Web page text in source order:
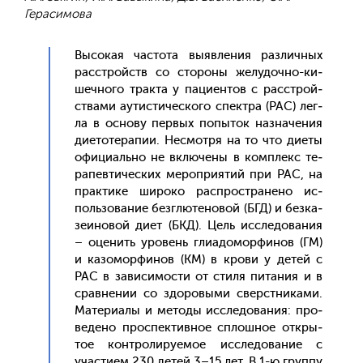
Герасимова
Вы­сокая час­то­та вы­яв­ле­ния раз­личных
расс­трой­ств со сто­роны же­лудоч­но-ки­
шеч­но­го трак­та у па­ци­ен­тов с расс­трой­
ства­ми а­утис­ти­чес­ко­го спек­тра (РАС) лег­
ла в ос­но­ву пер­вых по­пыток наз­на­чения
ди­ето­тера­пии. Нес­мотря на то что ди­еты
офи­ци­аль­но не вклю­чены в ком­плекс те­
рапев­ти­чес­ких ме­роп­ри­ятий при РАС, на
прак­ти­ке ши­роко рас­простра­нено ис­
поль­зо­вание без­глю­тено­вой (БГД) и без­ка­
зе­ино­вой ди­ет (БКД). Цель ис­сле­дова­ния
– оце­нить уро­вень гли­адо­мор­фи­нов (ГМ)
и ка­зомор­фи­нов (КМ) в кро­ви у де­тей с
РАС в за­виси­мос­ти от сти­ля пи­тания и в
срав­не­нии со здо­ровы­ми сверс­тни­ками.
Ма­тери­алы и ме­тоды ис­сле­дова­ния: про­
веде­но прос­пектив­ное сплош­ное от­кры­
тое кон­тро­лиру­емое ис­сле­дова­ние с